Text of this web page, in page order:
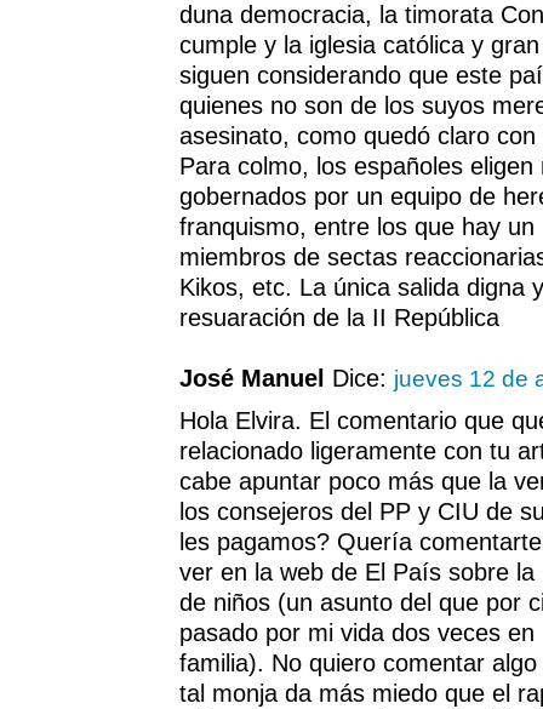
duna democracia, la timorata
cumple y la iglesia católica y
siguen considerando que este
quienes no son de los suyos
asesinato, como quedó claro
Para colmo, los españoles
gobernados por un equipo de
franquismo, entre los que hay
miembros de sectas
Kikos, etc. La única salida digna
resuaración de la II República
José Manuel Dice: jueves 12 de
Hola Elvira. El comentario que
relacionado ligeramente con tu
cabe apuntar poco más que la
los consejeros del PP y CIU de
les pagamos? Quería
ver en la web de El País sobre
de niños (un asunto del que por
pasado por mi vida dos veces
familia). No quiero comentar
tal monja da más miedo que el